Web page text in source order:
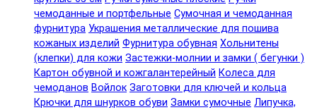
чемоданные и портфельные Сумочная и чемоданная
фурнитура Украшения металлические для пошива
кожаных изделий Фурнитура обувная Хольнитены
(клепки) для кожи Застежки-молнии и замки ( бегунки )
Картон обувной и кожгалантерейный Колеса для
чемоданов Войлок Заготовки для ключей и кольца
Крючки для шнурков обуви Замки сумочные Липучка,